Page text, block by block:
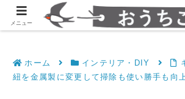
発達障害凸凹夫婦のシンプルすっき
ホーム インテリア・DIY
紐を金属製に変更して掃除も使い勝手も向
メニュー